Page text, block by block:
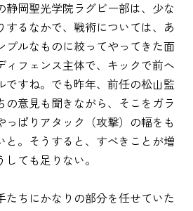
静岡聖光学院ラグビー部は、少な
するなかで、戦術については、あ
プルなものに絞ってやってきた面
ィフェンス主体で、キックで前へ
ですね。でも昨年、前任の松山監
の意見も聞きながら、そこをガラ
っぱりアタック（攻撃）の幅をも
と。そうすると、すべきことが増
ても足りない。
たちにかなりの部分を任せていた